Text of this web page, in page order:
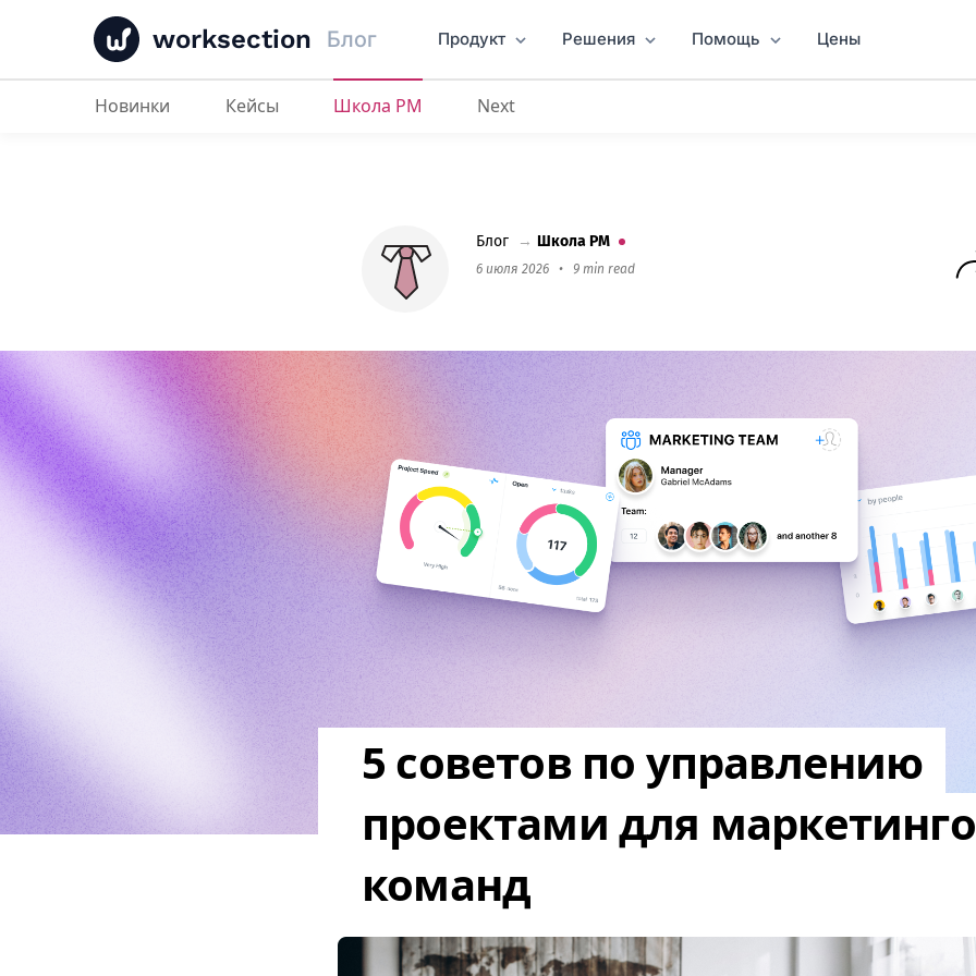
worksection Блог Продукт Решения Помощь Цены
5 советов по управлению проектами для маркетинговых команд
Новинки Кейсы Школа PM Next
Блог → Школа PM
6 июля 2026 • 9 min read
5 советов по управлению
проектами для
команд